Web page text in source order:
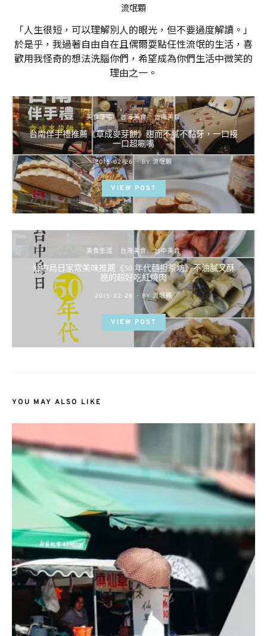
流氓顆
「人生很短，可以理解別人的眼光，但不要過度解讀。」
於是乎，我過著自由自在且偶爾耍點任性流氓的生活，喜
歡用我怪奇的想法洗腦你們，希望成為你們生活中微笑的
理由之一。
美食生活 台灣美食 台南美食
台南伴手禮推薦《章成麥芽餅》甜而不膩不黏牙，一口接
一口超唰嘴
POSTED
ON
2015-02-26 BY 流氓顆
VIEW POST
美食生活 台灣美食 台中美食
台中烏日家常美味推薦《50 年代麵担茶坊》不油膩又酥
脆的超好吃紅燒肉
POSTED
2015-02-28 BY 流氓顆
VIEW POST
YOU MAY ALSO LIKE